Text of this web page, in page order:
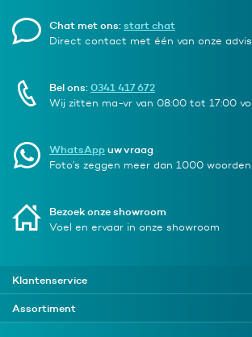
Chat met ons:start chat
Direct contact met één van onze
Bel ons:0341 417 672
Wij zitten ma-vr van 08:00 tot 17:00
WhatsAppuw vraag
Foto’s zeggen meer dan 1000 woorden
Bezoek onze showroom
Voel en ervaar in onze showroom
Klantenservice
Assortiment